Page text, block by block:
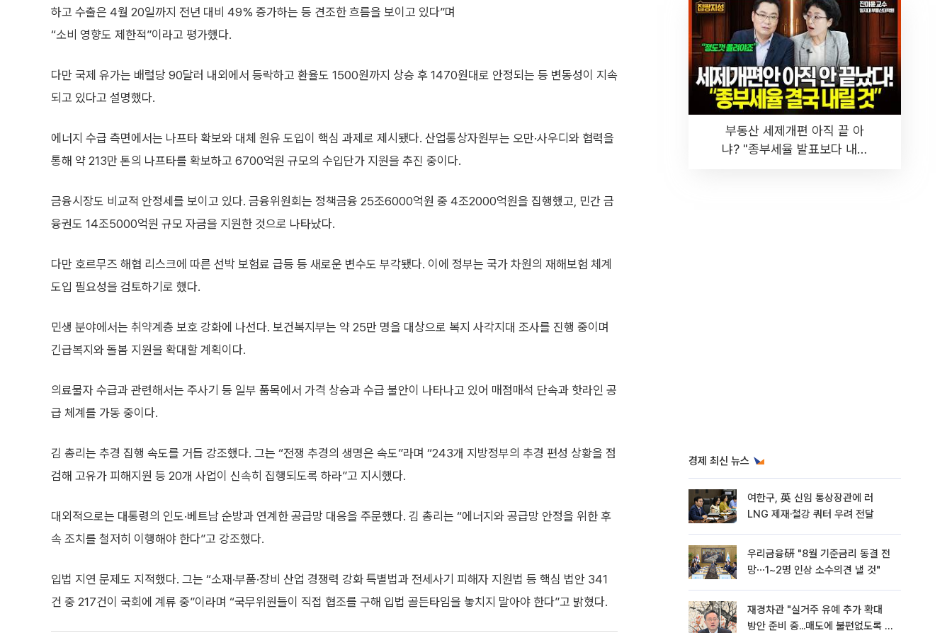
하고 수출은 4월 20일까지 전년 대비 49% 증가하는 등 견조한 흐름을 보이고 있다”며
“소비 영향도 제한적”이라고 평가했다.
다만 국제 유가는 배럴당 90달러 내외에서 등락하고 환율도 1500원까지 상승 후 1470원대로 안정되는 등 변동성이 지속
되고 있다고 설명했다.
에너지 수급 측면에서는 나프타 확보와 대체 원유 도입이 핵심 과제로 제시됐다. 산업통상자원부는 오만·사우디와 협력을
통해 약 213만 톤의 나프타를 확보하고 6700억원 규모의 수입단가 지원을 추진 중이다.
금융시장도 비교적 안정세를 보이고 있다. 금융위원회는 정책금융 25조6000억원 중 4조2000억원을 집행했고, 민간 금
융권도 14조5000억원 규모 자금을 지원한 것으로 나타났다.
다만 호르무즈 해협 리스크에 따른 선박 보험료 급등 등 새로운 변수도 부각됐다. 이에 정부는 국가 차원의 재해보험 체계
도입 필요성을 검토하기로 했다.
민생 분야에서는 취약계층 보호 강화에 나선다. 보건복지부는 약 25만 명을 대상으로 복지 사각지대 조사를 진행 중이며
긴급복지와 돌봄 지원을 확대할 계획이다.
의료물자 수급과 관련해서는 주사기 등 일부 품목에서 가격 상승과 수급 불안이 나타나고 있어 매점매석 단속과 핫라인 공
급 체계를 가동 중이다.
김 총리는 추경 집행 속도를 거듭 강조했다. 그는 “전쟁 추경의 생명은 속도”라며 “243개 지방정부의 추경 편성 상황을 점
검해 고유가 피해지원 등 20개 사업이 신속히 집행되도록 하라”고 지시했다.
대외적으로는 대통령의 인도·베트남 순방과 연계한 공급망 대응을 주문했다. 김 총리는 “에너지와 공급망 안정을 위한 후
속 조치를 철저히 이행해야 한다”고 강조했다.
입법 지연 문제도 지적했다. 그는 “소재·부품·장비 산업 경쟁력 강화 특별법과 전세사기 피해자 지원법 등 핵심 법안 341
건 중 217건이 국회에 계류 중”이라며 “국무위원들이 직접 협조를 구해 입법 골든타임을 놓치지 말아야 한다”고 밝혔다.
부동산 세제개편 아직 끝 아
냐? "종부세율 발표보다 내릴
경제 최신 뉴스
여한구, 英 신임 통상장관에 러
LNG 제재·철강 쿼터 우려 전달
우리금융硏 "8월 기준금리 동결 전
망⋯1~2명 인상 소수의견 낼 것"
재경차관 "실거주 유예 추가 확대
방안 준비 중...매도에 불편없도록 노